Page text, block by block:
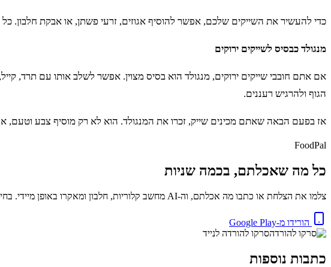
כדי להעשיר את השייקים שלכם, אפשר להוסיף אגוזים, זרעי פשתן, או אבקת חלבון.
מנגולד כבסיס לשייקים ירוקים
אם אתם חובבי שייקים ירוקים, מנגולד הוא בסיס מצוין. אפשר לשלב אותו עם תרד, קייל,
הגוף ולהרגיש רעננים.
אז בפעם הבאה שאתם מכינים שייק, זכרו את המנגולד. הוא לא רק מוסיף צבע וטעם,
FoodPal
כל מה שאכלתם, בכמה שניות
צלמו את הצלחת או כתבו מה אכלתם, וה-AI מחשב קלוריות, חלבון ומאקרו באופן מיידי. בחינם.
הורידו מ-Google Play
סרקו להורדה לנייד
כתבות נוספות